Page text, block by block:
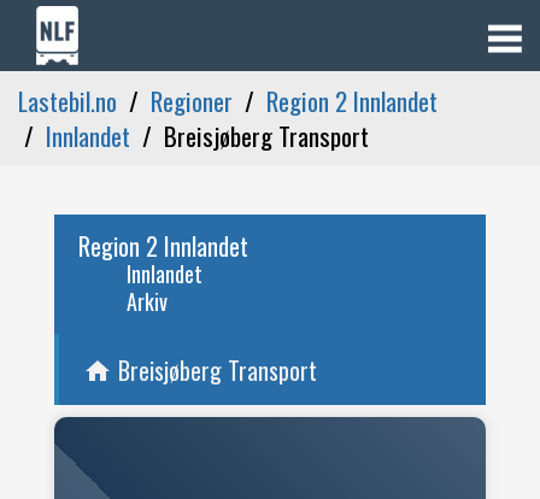
Lastebil.no Regioner
Region 2 Innlandet
Innlandet
Breisjøberg Transport
Region 2 Innlandet
Innlandet
Arkiv
home Breisjøberg Transport